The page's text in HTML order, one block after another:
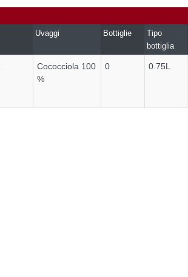
Uvaggi Bottiglie
Tipo
bottiglia
Cococciola 100
%
0 0.75L